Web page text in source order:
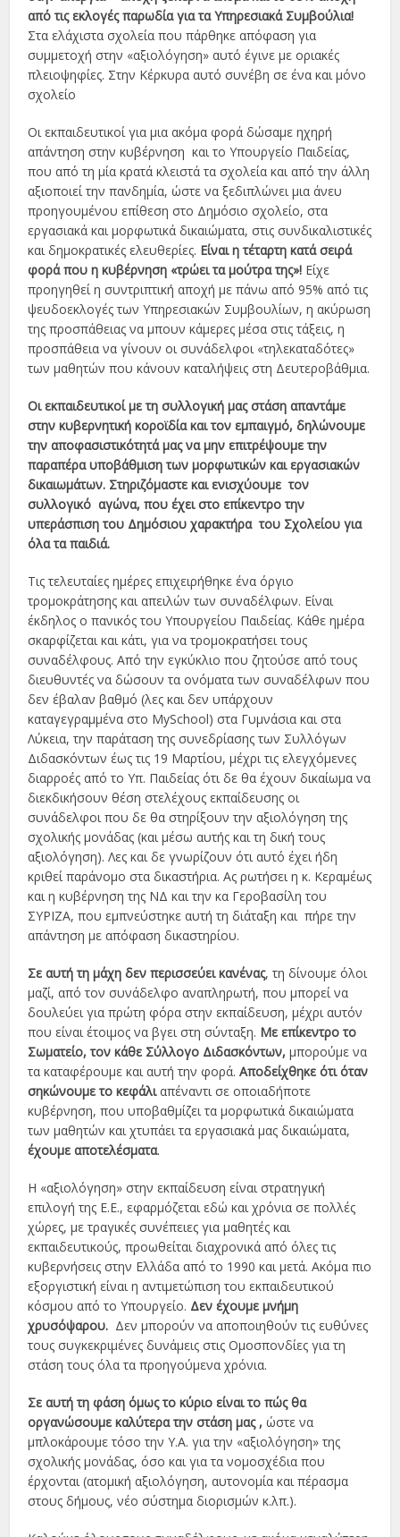
από τις εκλογές παρωδία για τα Υπηρεσιακά Συμβούλια!
Στα ελάχιστα σχολεία που πάρθηκε απόφαση για
συμμετοχή στην «αξιολόγηση» αυτό έγινε με οριακές
πλειοψηφίες. Στην Κέρκυρα αυτό συνέβη σε ένα και μόνο
σχολείο
Οι εκπαιδευτικοί για μια ακόμα φορά δώσαμε ηχηρή
απάντηση στην κυβέρνηση και το Υπουργείο Παιδείας,
που από τη μία κρατά κλειστά τα σχολεία και από την άλλη
αξιοποιεί την πανδημία, ώστε να ξεδιπλώνει μια άνευ
προηγουμένου επίθεση στο Δημόσιο σχολείο, στα
εργασιακά και μορφωτικά δικαιώματα, στις συνδικαλιστικές
και δημοκρατικές ελευθερίες. Είναι η τέταρτη κατά σειρά
φορά που η κυβέρνηση «τρώει τα μούτρα της»! Είχε
προηγηθεί η συντριπτική αποχή με πάνω από 95% από τις
ψευδοεκλογές των Υπηρεσιακών Συμβουλίων, η ακύρωση
της προσπάθειας να μπουν κάμερες μέσα στις τάξεις, η
προσπάθεια να γίνουν οι συνάδελφοι «τηλεκαταδότες»
των μαθητών που κάνουν καταλήψεις στη Δευτεροβάθμια.
Οι εκπαιδευτικοί με τη συλλογική μας στάση απαντάμε
στην κυβερνητική κοροϊδία και τον εμπαιγμό, δηλώνουμε
την αποφασιστικότητά μας να μην επιτρέψουμε την
παραπέρα υποβάθμιση των μορφωτικών και εργασιακών
δικαιωμάτων. Στηριζόμαστε και ενισχύουμε τον
συλλογικό αγώνα, που έχει στο επίκεντρο την
υπεράσπιση του Δημόσιου χαρακτήρα του Σχολείου για
όλα τα παιδιά.
Τις τελευταίες ημέρες επιχειρήθηκε ένα όργιο
τρομοκράτησης και απειλών των συναδέλφων. Είναι
έκδηλος ο πανικός του Υπουργείου Παιδείας. Κάθε ημέρα
σκαρφίζεται και κάτι, για να τρομοκρατήσει τους
συναδέλφους. Από την εγκύκλιο που ζητούσε από τους
διευθυντές να δώσουν τα ονόματα των συναδέλφων που
δεν έβαλαν βαθμό (λες και δεν υπάρχουν
καταγεγραμμένα στο MySchool) στα Γυμνάσια και στα
Λύκεια, την παράταση της συνεδρίασης των Συλλόγων
Διδασκόντων έως τις 19 Μαρτίου, μέχρι τις ελεγχόμενες
διαρροές από το Υπ. Παιδείας ότι δε θα έχουν δικαίωμα να
διεκδικήσουν θέση στελέχους εκπαίδευσης οι
συνάδελφοι που δε θα στηρίξουν την αξιολόγηση της
σχολικής μονάδας (και μέσω αυτής και τη δική τους
αξιολόγηση). Λες και δε γνωρίζουν ότι αυτό έχει ήδη
κριθεί παράνομο στα δικαστήρια. Ας ρωτήσει η κ. Κεραμέως
και η κυβέρνηση της ΝΔ και την κα Γεροβασίλη του
ΣΥΡΙΖΑ, που εμπνεύστηκε αυτή τη διάταξη και πήρε την
απάντηση με απόφαση δικαστηρίου.
Σε αυτή τη μάχη δεν περισσεύει κανένας, τη δίνουμε όλοι
μαζί, από τον συνάδελφο αναπληρωτή, που μπορεί να
δουλεύει για πρώτη φόρα στην εκπαίδευση, μέχρι αυτόν
που είναι έτοιμος να βγει στη σύνταξη. Με επίκεντρο το
Σωματείο, τον κάθε Σύλλογο Διδασκόντων, μπορούμε να
τα καταφέρουμε και αυτή την φορά.Αποδείχθηκε ότι όταν
σηκώνουμε το κεφάλιαπέναντι σε οποιαδήποτε
κυβέρνηση, που υποβαθμίζει τα μορφωτικά δικαιώματα
των μαθητών και χτυπάει τα εργασιακά μας δικαιώματα,
έχουμε αποτελέσματα.
Η «αξιολόγηση» στην εκπαίδευση είναι στρατηγική
επιλογή της Ε.Ε., εφαρμόζεται εδώ και χρόνια σε πολλές
χώρες, με τραγικές συνέπειες για μαθητές και
εκπαιδευτικούς, προωθείται διαχρονικά από όλες τις
κυβερνήσεις στην Ελλάδα από το 1990 και μετά. Ακόμα πιο
εξοργιστική είναι η αντιμετώπιση του εκπαιδευτικού
κόσμου από το Υπουργείο. Δεν έχουμε μνήμη
χρυσόψαρου. Δεν μπορούν να αποποιηθούν τις ευθύνες
τους συγκεκριμένες δυνάμεις στις Ομοσπονδίες για τη
στάση τους όλα τα προηγούμενα χρόνια.
Σε αυτή τη φάση όμως το κύριο είναι το πώς θα
οργανώσουμε καλύτερα την στάση μας ,ώστε να
μπλοκάρουμε τόσο την Υ.Α. για την «αξιολόγηση» της
σχολικής μονάδας, όσο και για τα νομοσχέδια που
έρχονται (ατομική αξιολόγηση, αυτονομία και πέρασμα
στους δήμους, νέο σύστημα διορισμών κ.λπ.).